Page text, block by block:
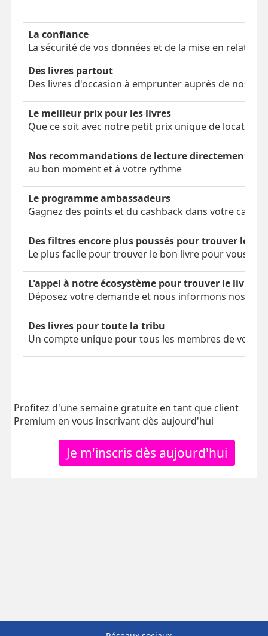
La confiance
La sécurité de vos données et de la mise en relation
Des livres partout
Des livres d'occasion à emprunter auprès de nos
Le meilleur prix pour les livres
Que ce soit avec notre petit prix unique de location
Nos recommandations de lecture directement
au bon moment et à votre rythme
Le programme ambassadeurs
Gagnez des points et du cashback dans votre
Des filtres encore plus poussés pour trouver le
Le plus facile pour trouver le bon livre pour vous
L'appel à notre écosystème pour trouver le livre
Déposez votre demande et nous informons nos
Des livres pour toute la tribu
Un compte unique pour tous les membres de votre
Profitez d'une semaine gratuite en tant que client
Premium en vous inscrivant dès aujourd'hui
Je m'inscris dès aujourd'hui